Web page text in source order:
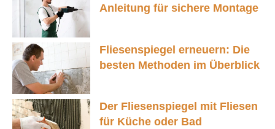
Anleitung für sichere Montage
Fliesenspiegel erneuern: Die
besten Methoden im Überblick
Der Fliesenspiegel mit Fliesen
für Küche oder Bad